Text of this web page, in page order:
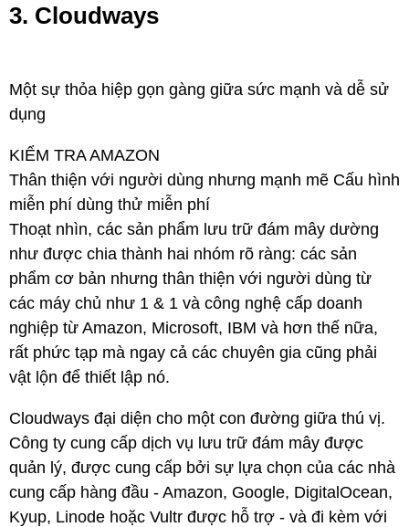
3. Cloudways
Một sự thỏa hiệp gọn gàng giữa sức mạnh và dễ sử
dụng
KIỂM TRA AMAZON
Thân thiện với người dùng nhưng mạnh mẽ Cấu hình
miễn phí dùng thử miễn phí
Thoạt nhìn, các sản phẩm lưu trữ đám mây dường
như được chia thành hai nhóm rõ ràng: các sản
phẩm cơ bản nhưng thân thiện với người dùng từ
các máy chủ như 1 & 1 và công nghệ cấp doanh
nghiệp từ Amazon, Microsoft, IBM và hơn thế nữa,
rất phức tạp mà ngay cả các chuyên gia cũng phải
vật lộn để thiết lập nó.
Cloudways đại diện cho một con đường giữa thú vị.
Công ty cung cấp dịch vụ lưu trữ đám mây được
quản lý, được cung cấp bởi sự lựa chọn của các nhà
cung cấp hàng đầu - Amazon, Google, DigitalOcean,
Kyup, Linode hoặc Vultr được hỗ trợ - và đi kèm với